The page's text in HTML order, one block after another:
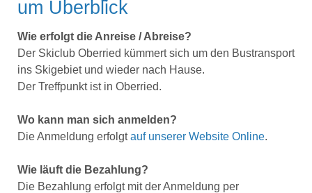
um Überblick
Wie erfolgt die Anreise / Abreise?
Der Skiclub Oberried kümmert sich um den Bustransport
ins Skigebiet und wieder nach Hause.
Der Treffpunkt ist in Oberried.
Wo kann man sich anmelden?
Die Anmeldung erfolgtauf unserer Website Online.
Wie läuft die Bezahlung?
Die Bezahlung erfolgt mit der Anmeldung per